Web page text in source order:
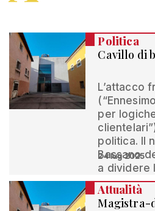
Politica
Cavillo di
L’attacco
per
politica. Il
Bassano
a dividere
24 lug 2025
Attualità
Magistra-